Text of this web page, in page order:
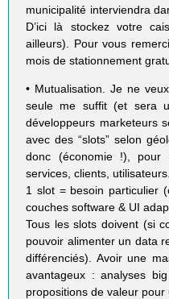
municipalité interviendra
D’ici là stockez votre
ailleurs). Pour vous
mois de stationnement
• Mutualisation. Je ne
seule me suffit (et sera
développeurs marketeurs
avec des “slots” selon
donc (économie !), pour
services, clients, utilisateurs.
1 slot = besoin particulier
couches software & UI
Tous les slots doivent (si
pouvoir alimenter un data
différenciés). Avoir une
avantageux : analyses
propositions de valeur pour